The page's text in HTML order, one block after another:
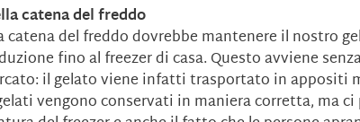
catena del freddo
catena del freddo dovrebbe mantenere il nostro
fino al freezer di casa. Questo avviene
il gelato viene infatti trasportato in appositi
vengono conservati in maniera corretta, ma